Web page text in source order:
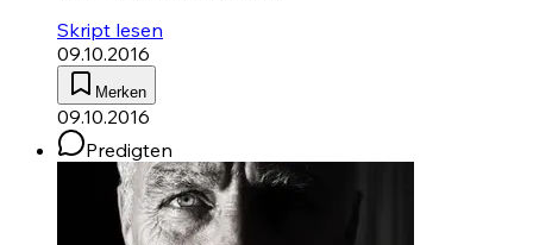
Skript lesen
09.10.2016
Merken
09.10.2016
Predigten